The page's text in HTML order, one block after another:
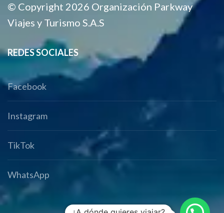
© Copyright 2026 Organización Parkway
Viajes y Turismo S.A.S
REDES SOCIALES
Facebook
Instagram
TikTok
WhatsApp